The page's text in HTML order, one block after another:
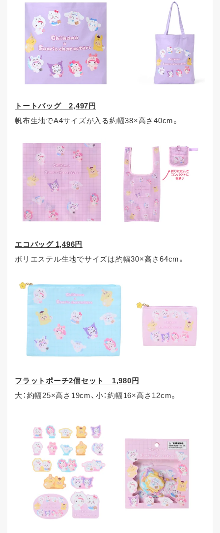
トートバッグ 2,497円
帆布生地でA4サイズが入る約幅38×高さ40cm。
エコバッグ 1,496円
ポリエステル生地でサイズは約幅30×高さ64cm。
フラットポーチ2個セット 1,980円
大：約幅25×高さ19cm、小：約幅16×高さ12cm。